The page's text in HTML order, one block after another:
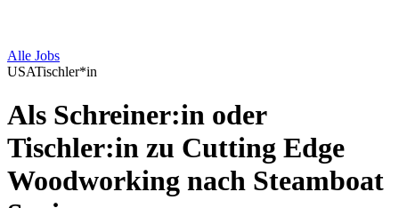
Alle Jobs
USATischler*in
Als Schreiner:in oder
Tischler:in zu Cutting Edge
Woodworking nach Steamboat